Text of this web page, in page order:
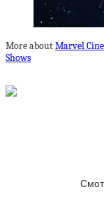
More aboutMarvel
Shows